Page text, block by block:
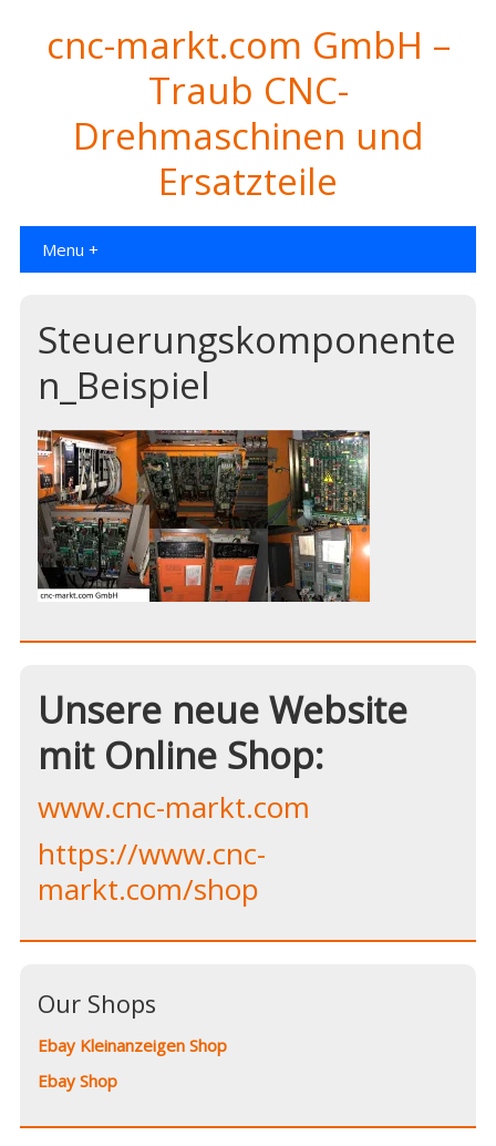
cnc-markt.com GmbH –
Traub CNC-
Drehmaschinen und
Ersatzteile
Menu +
Steuerungskomponente
n_Beispiel
Unsere neue Website
mit Online Shop:
www.cnc-markt.com
https://www.cnc-
markt.com/shop
Our Shops
Ebay Kleinanzeigen Shop
Ebay Shop